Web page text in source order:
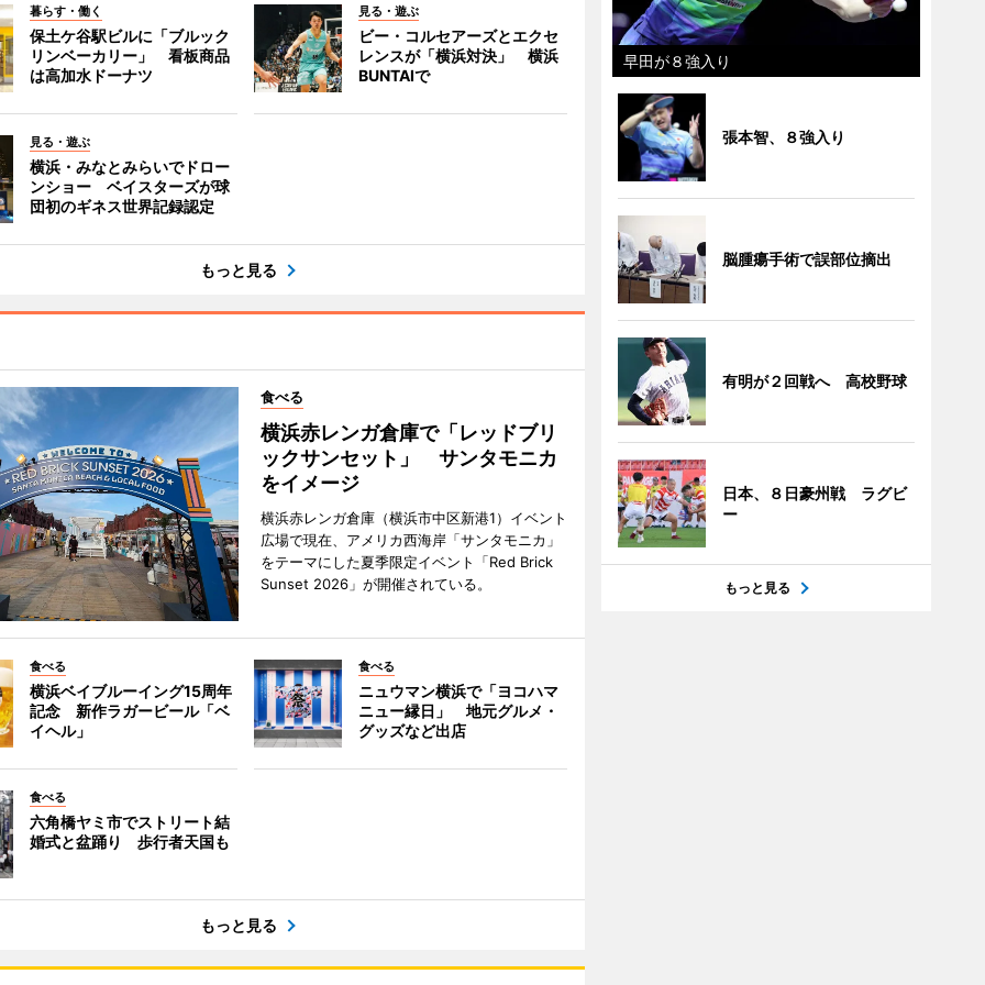
暮らす・働く
保土ケ谷駅ビルに「ブルック
リンベーカリー」 看板商品
は高加水ドーナツ
見る・遊ぶ
ビー・コルセアーズとエクセ
レンスが「横浜対決」 横浜
BUNTAIで
見る・遊ぶ
横浜・みなとみらいでドロー
ンショー ベイスターズが球
団初のギネス世界記録認定
もっと見る
食べる
横浜赤レンガ倉庫で「レッドブリ
ックサンセット」 サンタモニカ
をイメージ
横浜赤レンガ倉庫（横浜市中区新港1）イベント
広場で現在、アメリカ西海岸「サンタモニカ」
をテーマにした夏季限定イベント「Red Brick
Sunset 2026」が開催されている。
食べる
横浜ベイブルーイング15周年
記念 新作ラガービール「ベ
イヘル」
食べる
ニュウマン横浜で「ヨコハマ
ニュー縁日」 地元グルメ・
グッズなど出店
食べる
六角橋ヤミ市でストリート結
婚式と盆踊り 歩行者天国も
もっと見る
早田が８強入り
張本智、８強入り
脳腫瘍手術で誤部位摘出
有明が２回戦へ 高校野球
日本、８日豪州戦 ラグビ
ー
もっと見る